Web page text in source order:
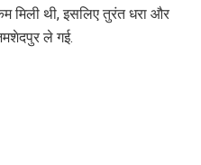
मिली थी, इसलिए तुरंत धरा और
ले गई.